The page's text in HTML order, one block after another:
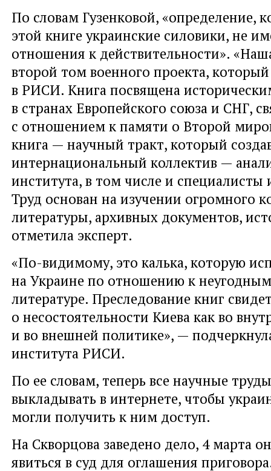
По словам Гузенковой, «определение,
этой книге украинские силовики, не
отношения к действительности».
второй том военного проекта,
в РИСИ. Книга посвящена
в странах Европейского союза и СНГ,
с отношением к памяти о Второй
книга — научный тракт, который
интернациональный коллектив —
института, в том числе и специалисты
Труд основан на изучении огромного
литературы, архивных документов,
отметила эксперт.
«По-видимому, это калька, которую
на Украине по отношению к
литературе. Преследование книг
о несостоятельности Киева как во
и во внешней политике», —
института РИСИ.
По ее словам, теперь все научные
выкладывать в интернете, чтобы
могли получить к ним доступ.
На Скворцова заведено дело, 4 марта
явиться в суд для оглашения